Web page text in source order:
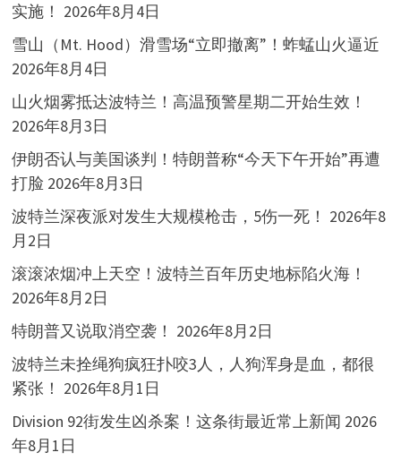
实施！ 2026年8月4日
雪山（Mt. Hood）滑雪场“立即撤离”！蚱蜢山火逼近
2026年8月4日
山火烟雾抵达波特兰！高温预警星期二开始生效！
2026年8月3日
伊朗否认与美国谈判！特朗普称“今天下午开始”再遭
打脸 2026年8月3日
波特兰深夜派对发生大规模枪击，5伤一死！ 2026年8
月2日
滚滚浓烟冲上天空！波特兰百年历史地标陷火海！
2026年8月2日
特朗普又说取消空袭！ 2026年8月2日
波特兰未拴绳狗疯狂扑咬3人，人狗浑身是血，都很
紧张！ 2026年8月1日
Division 92街发生凶杀案！这条街最近常上新闻 2026
年8月1日